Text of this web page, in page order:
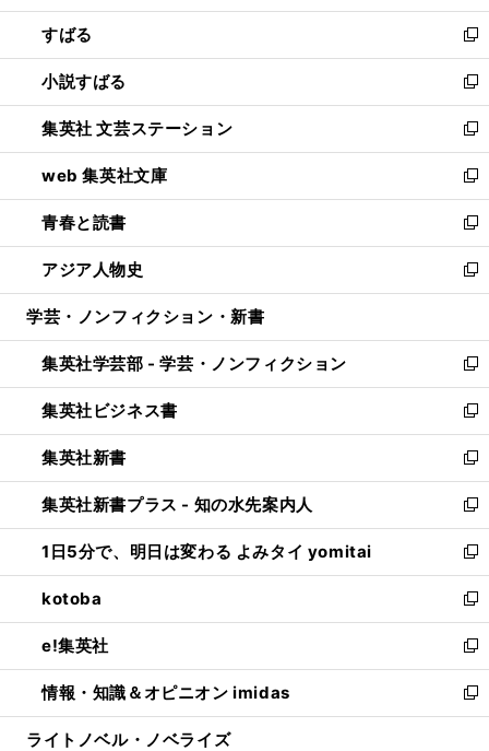
開
く
ウ
で
開
く
ン
ド
ウ
で
開
く
すばる
新
し
い
ウ
ィ
ン
ド
ウ
で
開
く
小説すばる
新
し
い
ウ
ィ
ン
ド
ウ
で
開
集英社 文芸ステーション
新
し
い
ウ
ィ
ン
ド
ウ
開
く
web 集英社文庫
新
し
い
ウ
ィ
ン
ウ
で
開
く
青春と読書
新
し
い
ウ
ン
ド
ウ
で
開
く
アジア人物史
新
し
ウ
ィ
ン
ド
ウ
で
開
く
学芸・ノンフィクション・新書
集英社学芸部 - 学芸・ノンフィクション
新
し
い
ウ
ィ
ン
ド
ウ
で
開
く
集英社ビジネス書
新
し
い
ウ
ィ
ン
ド
ウ
で
開
く
集英社新書
新
し
い
ウ
ィ
ン
ド
ウ
で
開
く
集英社新書プラス - 知の水先案内人
新
し
い
ウ
ィ
ン
ド
ウ
で
開
1日5分で、明日は変わる よみタイ yomitai
新
し
い
ウ
ィ
ン
ド
ウ
kotoba
新
し
い
ウ
ィ
ン
e!集英社
新
し
い
ウ
情報・知識＆オピニオン imidas
新
し
ライトノベル・ノベライズ